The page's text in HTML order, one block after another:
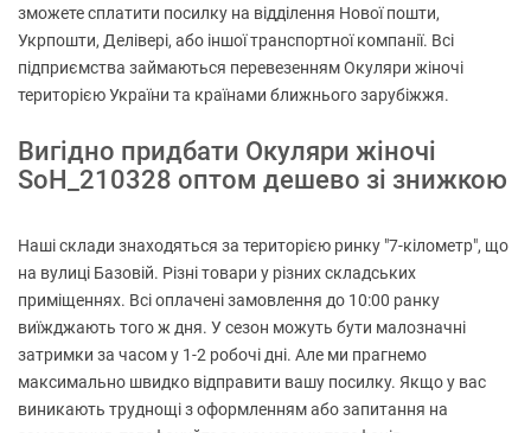
зможете сплатити посилку на відділення Нової пошти,
Укрпошти, Делівері, або іншої транспортної компанії. Всі
підприємства займаються перевезенням Окуляри жіночі
територією України та країнами ближнього зарубіжжя.
Вигідно придбати Окуляри жіночі
SoH_210328 оптом дешево зі знижкою
Наші склади знаходяться за територією ринку "7-кілометр", що
на вулиці Базовій. Різні товари у різних складських
приміщеннях. Всі оплачені замовлення до 10:00 ранку
виїжджають того ж дня. У сезон можуть бути малозначні
затримки за часом у 1-2 робочі дні. Але ми прагнемо
максимально швидко відправити вашу посилку. Якщо у вас
виникають труднощі з оформленням або запитання на